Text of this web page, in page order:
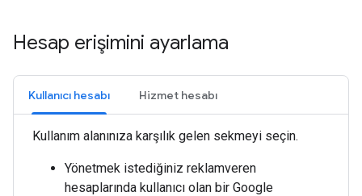
Hesap erişimini ayarlama
Kullanıcı hesabı Hizmet hesabı
Kullanım alanınıza karşılık gelen sekmeyi seçin.
Yönetmek istediğiniz reklamveren
hesaplarında kullanıcı olan bir Google